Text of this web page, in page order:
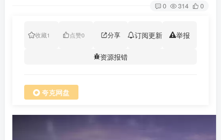
0 314 0
收藏1 点赞0 分享 订阅更新 举报
资源报错
夸克网盘